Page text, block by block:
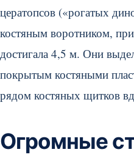
цератопсов («рогатых
костяным воротником,
достигала 4,5 м. Они
покрытым костяными
рядом костяных щитков
Огромные